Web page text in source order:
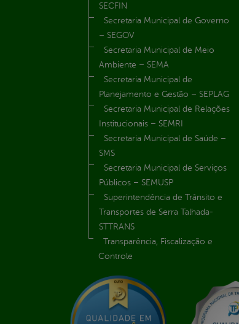
SECFIN
Secretaria Municipal de Governo
– SEGOV
Secretaria Municipal de Meio
Ambiente – SEMA
Secretaria Municipal de
Planejamento e Gestão – SEPLAG
Secretaria Municipal de Relações
Institucionais – SEMRI
Secretaria Municipal de Saúde –
SMS
Secretaria Municipal de Serviços
Públicos – SEMUSP
Superintendência de Trânsito e
Transportes de Serra Talhada-
STTRANS
Transparência, Fiscalização e
Controle